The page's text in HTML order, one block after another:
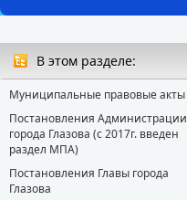
В этом разделе:
Муниципальные правовые акты
Постановления Администрации
города Глазова (с 2017г. введен
раздел МПА)
Постановления Главы города
Глазова